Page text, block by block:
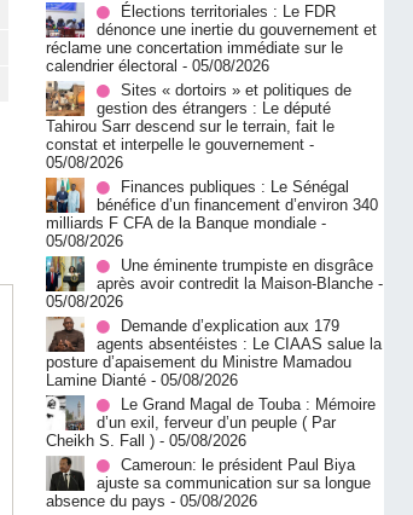
Élections territoriales : Le FDR
dénonce une inertie du gouvernement et
réclame une concertation immédiate sur le
calendrier électoral - 05/08/2026
Sites « dortoirs » et politiques de
gestion des étrangers : Le député
Tahirou Sarr descend sur le terrain, fait le
constat et interpelle le gouvernement -
05/08/2026
Finances publiques : Le Sénégal
bénéfice d’un financement d’environ 340
milliards F CFA de la Banque mondiale -
05/08/2026
Une éminente trumpiste en disgrâce
après avoir contredit la Maison-Blanche -
05/08/2026
Demande d’explication aux 179
agents absentéistes : Le CIAAS salue la
posture d’apaisement du Ministre Mamadou
Lamine Dianté - 05/08/2026
Le Grand Magal de Touba : Mémoire
d’un exil, ferveur d’un peuple ( Par
Cheikh S. Fall ) - 05/08/2026
Cameroun: le président Paul Biya
ajuste sa communication sur sa longue
absence du pays - 05/08/2026